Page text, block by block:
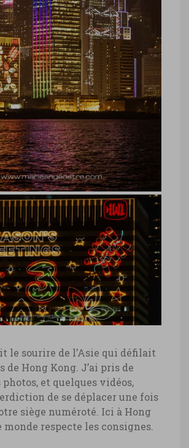
nuit-nouvel-an-©-
6426
nuit-nouvel-an-©-
6401
le sourire de l’Asie qui défilait
de Hong Kong. J’ai pris de
photos, et quelques vidéos,
de se déplacer une fois
siège numéroté. Ici à Hong
respecte les consignes.